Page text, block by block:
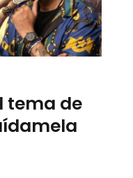
tema de